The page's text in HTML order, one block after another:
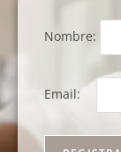
Nombre:
Email: